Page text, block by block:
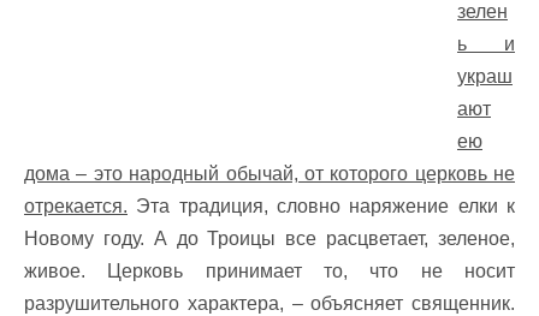
зелен
ь и
украш
ают
ею
дома – это народный обычай, от которого церковь не
отрекается. Эта традиция, словно наряжение елки к
Новому году. А до Троицы все расцветает, зеленое,
живое. Церковь принимает то, что не носит
разрушительного характера, – объясняет священник.